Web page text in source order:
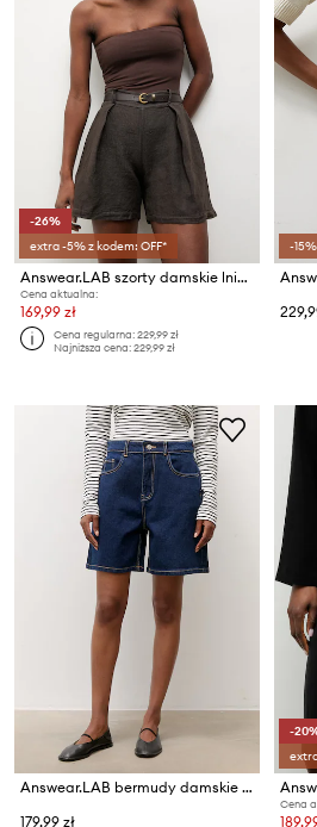
-26%
extra -5% z kodem: OFF*
Answear.LAB szorty damskie lniane
Cena aktualna:
169,99 zł
Cena regularna:229,99 zł
Najniższa cena:229,99 zł
-
Answear.LAB bermudy damskie jeansowe
179,99 zł
-
Cena